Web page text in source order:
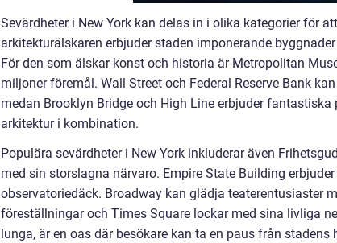
Sevärdheter i New York kan delas in i olika kategorier för
arkitekturälskaren erbjuder staden imponerande
För den som älskar konst och historia är Metropolitan
miljoner föremål. Wall Street och Federal Reserve Bank
medan Brooklyn Bridge och High Line erbjuder
arkitektur i kombination.
Populära sevärdheter i New York inkluderar även
med sin storslagna närvaro. Empire State Building
observatoriedäck. Broadway kan glädja teaterentusiaster
föreställningar och Times Square lockar med sina livliga
lunga, är en oas där besökare kan ta en paus från